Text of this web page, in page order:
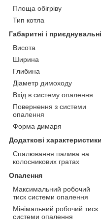
Площа обігріву
Тип котла
Габаритні і
Висота
Ширина
Глибина
Діаметр димоходу
Вхід в систему опалення
Повернення з системи
опалення
Форма димаря
Додаткові характеристики
Спалювання палива на
колосникових гратах
Опалення
Максимальний робочий
тиск системи опалення
Мінімальний робочий тиск
системи опалення